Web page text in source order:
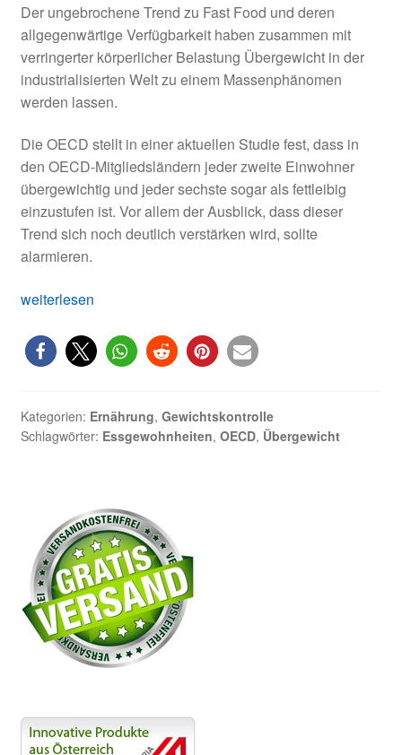
Der ungebrochene Trend zu Fast Food und deren
allgegenwärtige Verfügbarkeit haben zusammen mit
verringerter körperlicher Belastung Übergewicht in der
industrialisierten Welt zu einem Massenphänomen
werden lassen.
Die OECD stellt in einer aktuellen Studie fest, dass in
den OECD-Mitgliedsländern jeder zweite Einwohner
übergewichtig und jeder sechste sogar als fettleibig
einzustufen ist. Vor allem der Ausblick, dass dieser
Trend sich noch deutlich verstärken wird, sollte
alarmieren.
OECD-
Übergewicht
und
nehmen
weiter
weiterlesen
Kategorien: Ernährung, Gewichtskontrolle
Schlagwörter: Essgewohnheiten, OECD, Übergewicht